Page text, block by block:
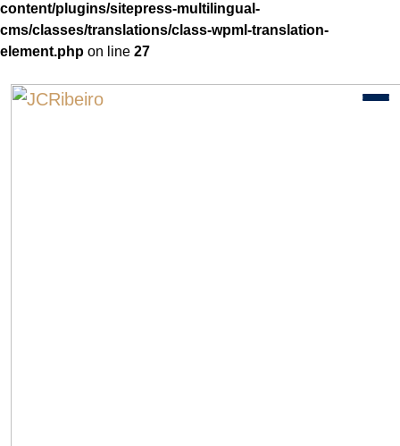
content/plugins/sitepress-multilingual-
cms/classes/translations/class-wpml-translation-
element.php on line 27
to